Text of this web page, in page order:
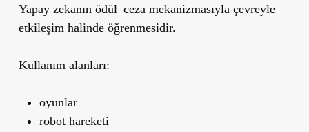
Yapay zekanın ödül–ceza mekanizmasıyla çevreyle
etkileşim halinde öğrenmesidir.
Kullanım alanları:
oyunlar
robot hareketi